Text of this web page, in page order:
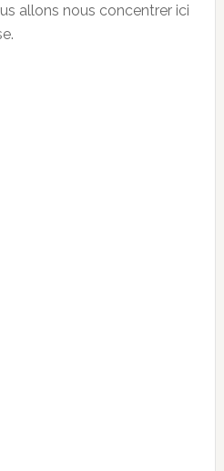
allons nous concentrer ici